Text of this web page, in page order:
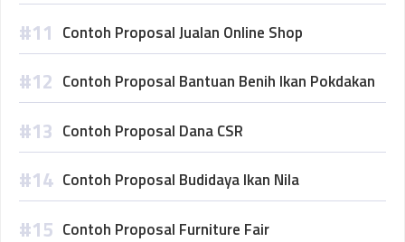
Contoh Proposal Jualan Online Shop
Contoh Proposal Bantuan Benih Ikan Pokdakan
Contoh Proposal Dana CSR
Contoh Proposal Budidaya Ikan Nila
Contoh Proposal Furniture Fair